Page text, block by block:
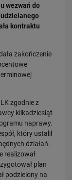
wezwań do
kontraktu
zakończenie
zgodnie z
kilkadziesiąt
naprawy.
który ustalił
działań.
realizował
plan
podzielony na